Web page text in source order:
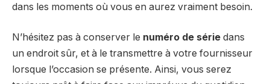
dans les moments où vous en aurez vraiment besoin.
N’hésitez pas à conserver le numéro de série dans
un endroit sûr, et à le transmettre à votre fournisseur
lorsque l’occasion se présente. Ainsi, vous serez